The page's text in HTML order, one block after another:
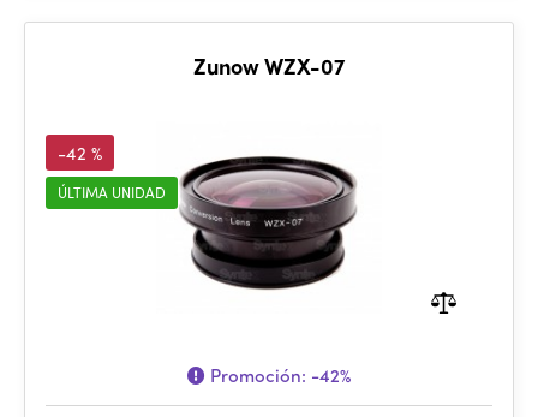
Zunow WZX-07
-42 %
ÚLTIMA UNIDAD
Promoción: -42%